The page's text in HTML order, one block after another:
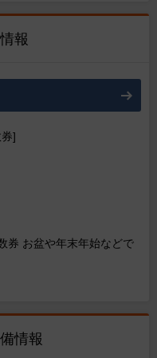
報
]
券 お盆や年末年始などで
情報